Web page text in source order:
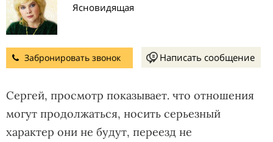
Ясновидящая
Забронировать звонок Написать сообщение
Сергей, просмотр показывает. что отношения
могут продолжаться, носить серьезный
характер они не будут, переезд не